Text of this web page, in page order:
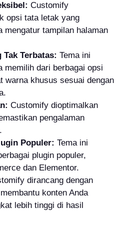
Customify
opsi tata letak yang
mengatur tampilan halaman
Tak Terbatas: Tema ini
memilih dari berbagai opsi
warna khusus sesuai dengan
Customify dioptimalkan
pengalaman
Populer: Tema ini
plugin populer,
dan Elementor.
dirancang dengan
konten Anda
lebih tinggi di hasil